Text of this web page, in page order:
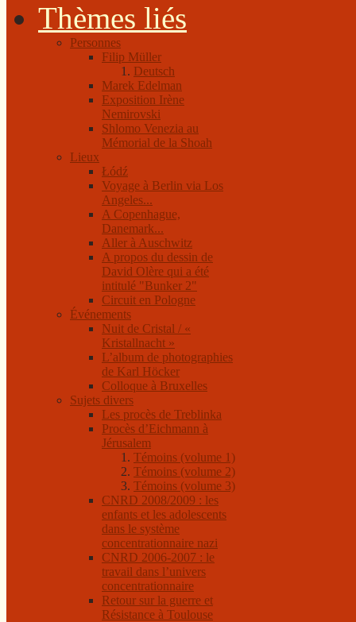
Thèmes liés
Personnes
Filip Müller
Deutsch
Marek Edelman
Exposition Irène
Nemirovski
Shlomo Venezia au
Mémorial de la Shoah
Lieux
Łódź
Voyage à Berlin via Los
Angeles...
A Copenhague,
Danemark...
Aller à Auschwitz
A propos du dessin de
David Olère qui a été
intitulé "Bunker 2"
Circuit en Pologne
Événements
Nuit de Cristal / «
Kristallnacht »
L’album de photographies
de Karl Höcker
Colloque à Bruxelles
Sujets divers
Les procès de Treblinka
Procès d’Eichmann à
Jérusalem
Témoins (volume 1)
Témoins (volume 2)
Témoins (volume 3)
CNRD 2008/2009 : les
enfants et les adolescents
dans le système
concentrationnaire nazi
CNRD 2006-2007 : le
travail dans l’univers
concentrationnaire
Retour sur la guerre et
Résistance à Toulouse